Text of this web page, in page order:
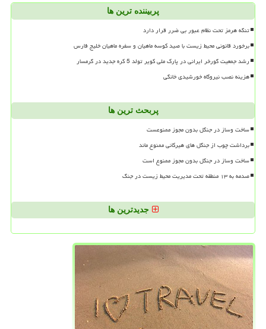
پربیننده ترین ها
تنگه هرمز تحت نظام عبور بی ضرر قرار دارد
برخورد قانونی محیط زیست با صید کوسه ماهیان و سفره ماهیان خلیج فارس
رشد جمعیت گورخر ایرانی در پارک ملی کویر تولد 5 کره جدید در گرمسار
هزینه نصب نیروگاه خورشیدی خانگی
پربحث ترین ها
ساخت وساز در جنگل بدون مجوز ممنوعست
برداشت چوب از جنگل های هیرکانی ممنوع ماند
ساخت وساز در جنگل بدون مجوز ممنوع است
صدمه به ۱۳ منطقه تحت مدیریت محیط زیست در جنگ
جدیدترین ها